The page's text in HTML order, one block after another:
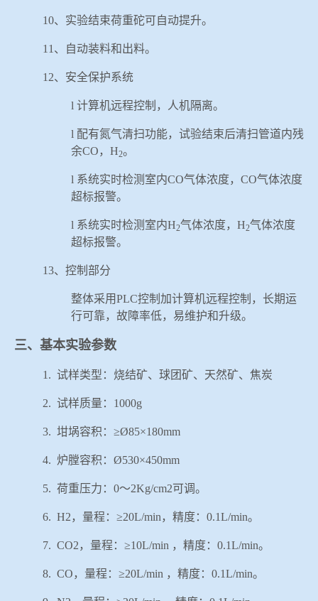
10、实验结束荷重砣可自动提升。
11 、自动装料和出料。
12、安全保护系统
l 计算机远程控制，人机隔离。
l 配有氮气清扫功能，试验结束后清扫管道内残
余CO ， H2。
l 系统实时检测室内CO气体浓度， CO气体浓度
超标报警。
l 系统实时检测室内H2气体浓度， H2气体浓度
超标报警。
13、控制部分
整体采用PLC控制加计算机远程控制，长期运
行可靠，故障率低，易维护和升级。
三、基本实验参数
1. 试样类型：烧结矿、球团矿、天然矿、焦炭
2. 试样质量： 1000g
3. 坩埚容积：≥Ø85×180mm
4. 炉膛容积： Ø530×450mm
5. 荷重压力： 0～2Kg/cm2可调。
6. H2 ，量程：≥20L/min ，精度： 0.1L/min。
7. CO2 ，量程：≥10L/min ，精度： 0.1L/min。
8. CO ，量程：≥20L/min ，精度： 0.1L/min。